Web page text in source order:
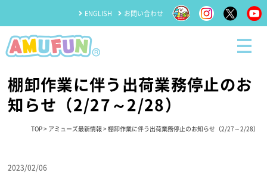
ENGLISH お問い合わせ
棚卸作業に伴う出荷業務停止のお
知らせ（2/27～2/28）
TOP> アミューズ最新情報> 棚卸作業に伴う出荷業務停止のお知らせ（2/27～2/28）
2023/02/06